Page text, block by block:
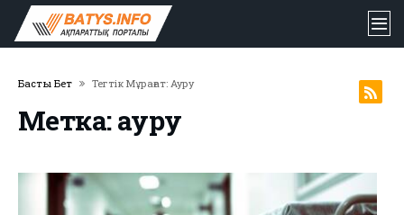
Басты Бет Тегтік Мұрағат: Ауру
Метка: ауру